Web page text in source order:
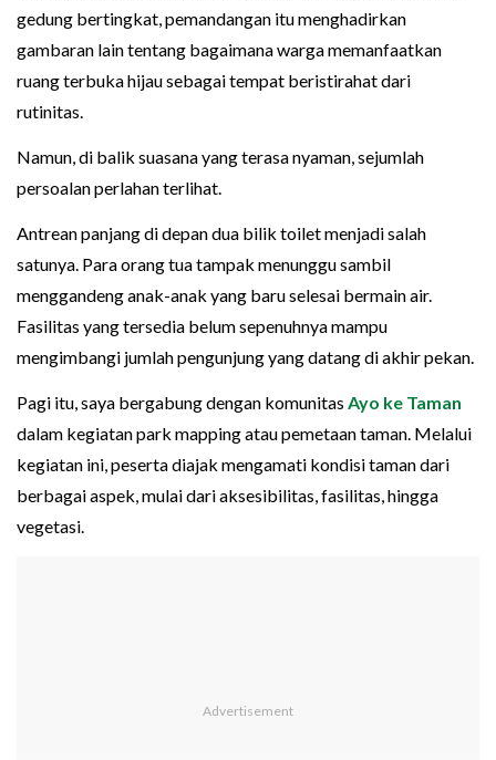
gedung bertingkat, pemandangan itu menghadirkan
gambaran lain tentang bagaimana warga memanfaatkan
ruang terbuka hijau sebagai tempat beristirahat dari
rutinitas.
Namun, di balik suasana yang terasa nyaman, sejumlah
persoalan perlahan terlihat.
Antrean panjang di depan dua bilik toilet menjadi salah
satunya. Para orang tua tampak menunggu sambil
menggandeng anak-anak yang baru selesai bermain air.
Fasilitas yang tersedia belum sepenuhnya mampu
mengimbangi jumlah pengunjung yang datang di akhir pekan.
Pagi itu, saya bergabung dengan komunitas Ayo ke Taman
dalam kegiatan park mapping atau pemetaan taman. Melalui
kegiatan ini, peserta diajak mengamati kondisi taman dari
berbagai aspek, mulai dari aksesibilitas, fasilitas, hingga
vegetasi.